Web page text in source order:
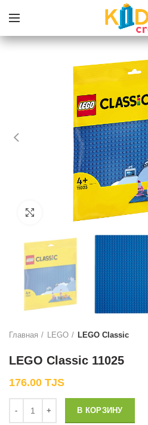
Нажмите, чтобы увеличить
Главная LEGO LEGO Classic
LEGO Classic 11025
176.00 TJS
В КОРЗИНУ